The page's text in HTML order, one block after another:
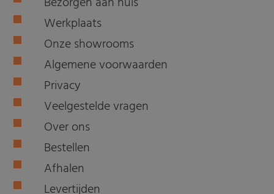
Werkplaats
Onze showrooms
Algemene voorwaarden
Privacy
Veelgestelde vragen
Over ons
Bestellen
Afhalen
Levertijden